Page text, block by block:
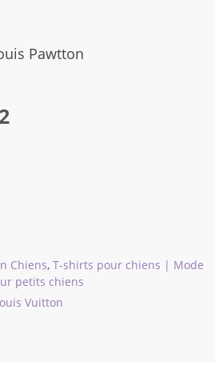
Pawtton
Chiens, T-shirts pour chiens | Mode
petits chiens
Vuitton